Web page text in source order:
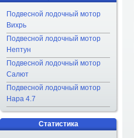
Подвесной лодочный мотор
Вихрь
Подвесной лодочный мотор
Нептун
Подвесной лодочный мотор
Салют
Подвесной лодочный мотор
Нара 4.7
Статистика